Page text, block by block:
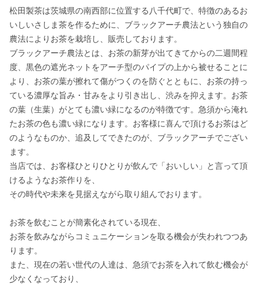
松田製茶は茨城県の南西部に位置する八千代町で、特徴のあるお
いしいさしま茶を作るために、ブラックアーチ農法という独自の
農法によりお茶を栽培し、販売しております。
ブラックアーチ農法とは、お茶の新芽が出てきてからの二週間程
度、黒色の遮光ネットをアーチ型のパイプの上から被せることに
より、お茶の葉が擦れて傷がつくのを防ぐとともに、お茶の持っ
ている濃厚な旨み・甘みをより引き出し、渋みを抑えます。お茶
の葉（生葉）がとても濃い緑になるのが特徴です。急須から淹れ
たお茶の色も濃い緑になります。お客様に喜んで頂けるお茶はど
のようなものか、追及してできたのが、ブラックアーチでござい
ます。
当店では、お客様ひとりひとりが飲んで「おいしい」と言って頂
けるようなお茶作りを、
その時代や未来を見据えながら取り組んでおります。
お茶を飲むことが簡素化されている現在、
お茶を飲みながらコミュニケーションを取る機会が失われつつあ
ります。
また、現在の若い世代の人達は、急須でお茶を入れて飲む機会が
少なくなっており、